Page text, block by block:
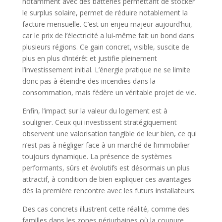
le surplus solaire, permet de réduire notablement la
facture mensuelle. C’est un enjeu majeur aujourd’hui,
car le prix de l’électricité a lui-même fait un bond dans
plusieurs régions. Ce gain concret, visible, suscite de
plus en plus d’intérêt et justifie pleinement
l’investissement initial. L’énergie pratique ne se limite
donc pas à éteindre des incendies dans la
consommation, mais fédère un véritable projet de vie.
Enfin, l’impact sur la valeur du logement est à
souligner. Ceux qui investissent stratégiquement
observent une valorisation tangible de leur bien, ce qui
n’est pas à négliger face à un marché de l’immobilier
toujours dynamique. La présence de systèmes
performants, sûrs et évolutifs est désormais un plus
attractif, à condition de bien expliquer ces avantages
dès la première rencontre avec les futurs installateurs.
Des cas concrets illustrent cette réalité, comme des